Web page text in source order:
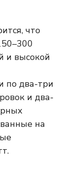
что
и высокой
по два-три
и два-
на